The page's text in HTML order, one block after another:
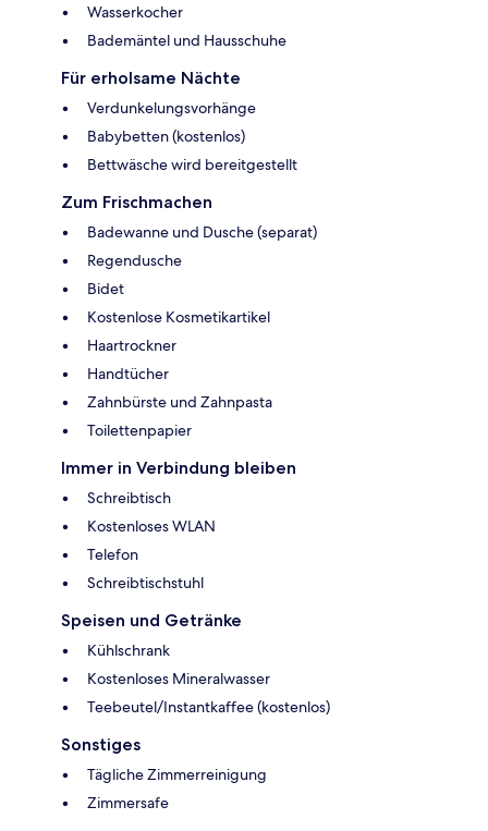
Wasserkocher
Bademäntel und Hausschuhe
Für erholsame Nächte
Verdunkelungsvorhänge
Babybetten (kostenlos)
Bettwäsche wird bereitgestellt
Zum Frischmachen
Badewanne und Dusche (separat)
Regendusche
Bidet
Kostenlose Kosmetikartikel
Haartrockner
Handtücher
Zahnbürste und Zahnpasta
Toilettenpapier
Immer in Verbindung bleiben
Schreibtisch
Kostenloses WLAN
Telefon
Schreibtischstuhl
Speisen und Getränke
Kühlschrank
Kostenloses Mineralwasser
Teebeutel/Instantkaffee (kostenlos)
Sonstiges
Tägliche Zimmerreinigung
Zimmersafe